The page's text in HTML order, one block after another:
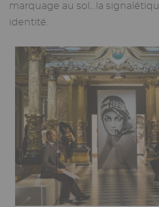
marquage au sol…la
identité.